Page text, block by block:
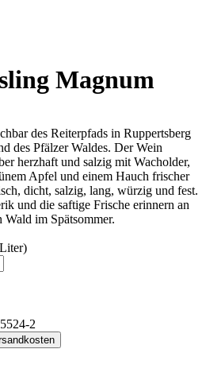
Magnum
des Reiterpfads in Ruppertsberg
des Pfälzer Waldes. Der Wein
herzhaft und salzig mit Wacholder,
Apfel und einem Hauch frischer
dicht, salzig, lang, würzig und fest.
und die saftige Frische erinnern an
Wald im Spätsommer.
2